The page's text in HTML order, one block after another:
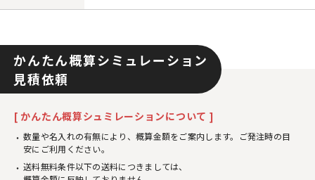
かんたん概算シミュレーション
見積依頼
[ かんたん概算シュミレーションについて ]
数量や名入れの有無により、概算金額をご案内します。ご発注時の目
安にご利用ください。
送料無料条件以下の送料につきましては、